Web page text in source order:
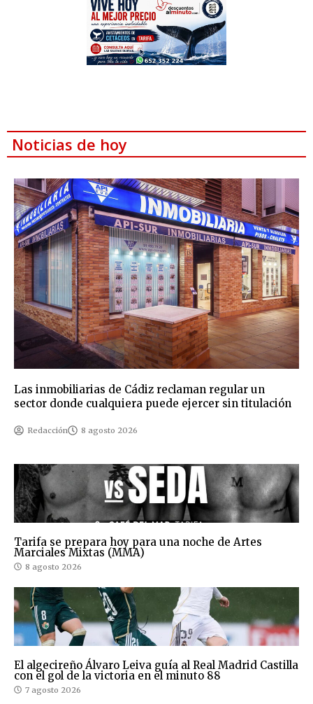
Noticias de hoy
Las inmobiliarias de Cádiz reclaman regular un
sector donde cualquiera puede ejercer sin titulación
Redacción 8 agosto 2026
Tarifa se prepara hoy para una noche de Artes
Marciales Mixtas (MMA)
8 agosto 2026
El algecireño Álvaro Leiva guía al Real Madrid Castilla
con el gol de la victoria en el minuto 88
7 agosto 2026